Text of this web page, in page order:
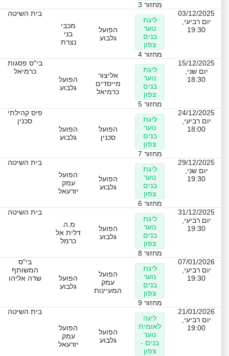
מחזור 3
03/12/2025
יום רביעי,
19:30
ליגת
נוער
בנים
צפון
מחזור 4
הפועל
גלבוע
מכבי
בני
נצרת
בית השיטה
15/12/2025
יום שני,
18:30
ליגת
נוער
בנים
צפון
מחזור 5
אליצור
מייסדים
כרמיאל
הפועל
גלבוע
בי"ס פסגות
כרמיאל
24/12/2025
יום רביעי,
18:00
ליגת
נוער
בנים
צפון
מחזור 7
הפועל
סכנין
הפועל
גלבוע
פיס קהילתי
סכנין
29/12/2025
יום שני,
19:30
ליגת
נוער
בנים
צפון
מחזור 6
הפועל
גלבוע
הפועל
עמק
יזרעאל
בית השיטה
31/12/2025
יום רביעי,
19:30
ליגת
נוער
בנים
צפון
מחזור 8
הפועל
גלבוע
מ.ה.
דלית אל
כרמל
בית השיטה
07/01/2026
יום רביעי,
19:30
ליגת
נוער
בנים
צפון
מחזור 9
הפועל
עמק
המעיינות
הפועל
גלבוע
בי"ס
המשותף
שדה אליהו
21/01/2026
יום רביעי,
19:00
ליגה
לאומית
נוער
בנים -
צפון
הפועל
גלבוע
הפועל
עמק
יזרעאל
בית השיטה